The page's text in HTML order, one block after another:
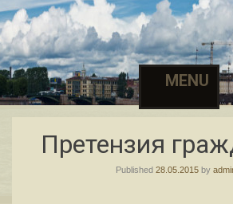
MENU
Skip to
Претензия
Published28.05.2015 by